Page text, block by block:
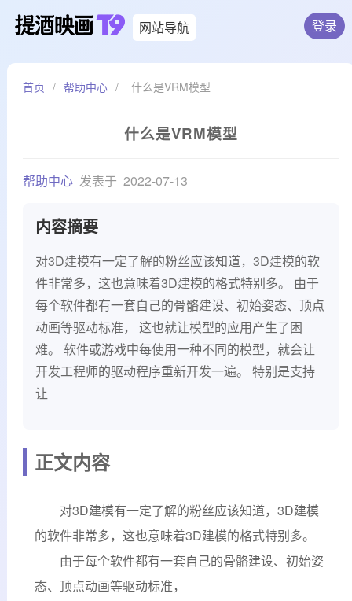
网站导航 登录
首页 / 帮助中心 / 什么是VRM模型
什么是VRM模型
帮助中心 发表于 2022-07-13
内容摘要
对3D建模有一定了解的粉丝应该知道，3D建模的软
件非常多，这也意味着3D建模的格式特别多。 由于
每个软件都有一套自己的骨骼建设、初始姿态、顶点
动画等驱动标准， 这也就让模型的应用产生了困
难。 软件或游戏中每使用一种不同的模型，就会让
开发工程师的驱动程序重新开发一遍。 特别是支持
让
正文内容
对3D建模有一定了解的粉丝应该知道，3D建模
的软件非常多，这也意味着3D建模的格式特别多。
由于每个软件都有一套自己的骨骼建设、初始姿
态、顶点动画等驱动标准，